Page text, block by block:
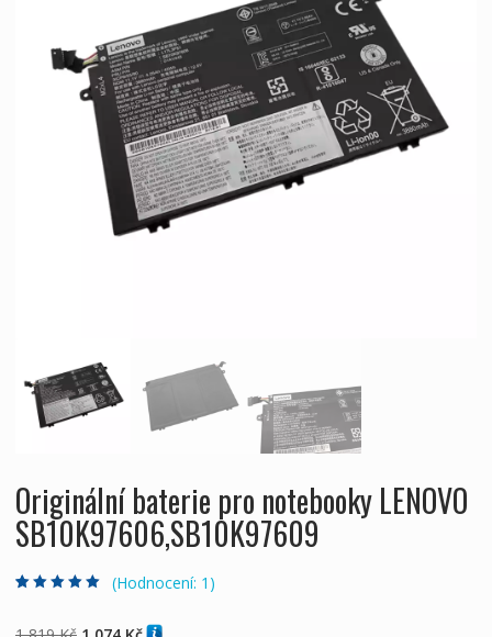
Originální baterie pro notebooky LENOVO
SB10K97606,SB10K97609
hodnocení
(Hodnocení: 1 )